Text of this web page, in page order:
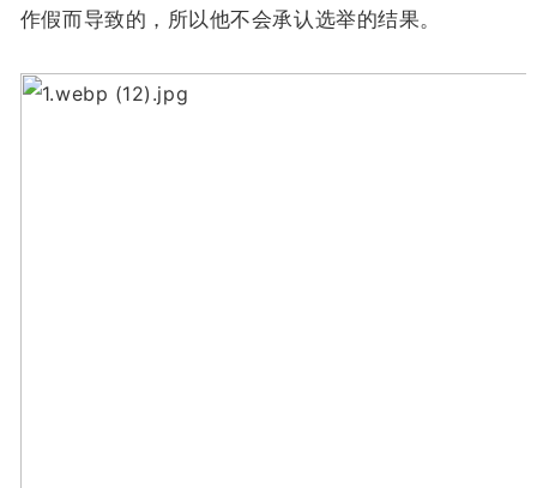
作假而导致的，所以他不会承认选举的结果。